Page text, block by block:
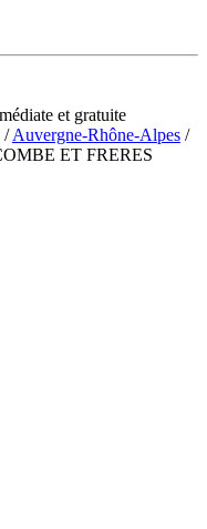
et gratuite
/Auvergne-Rhône-Alpes /
ET FRERES